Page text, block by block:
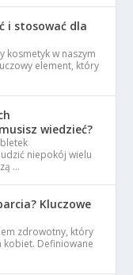
i stosować dla
kosmetyk w naszym
element, który
wiedzieć?
niepokój wielu
…
Kluczowe
zdrowotny, który
kobiet. Definiowane